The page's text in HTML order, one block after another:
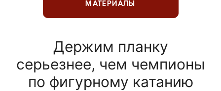
МАТЕРИАЛЫ
Держим планку
серьезнее, чем чемпионы
по фигурному катанию